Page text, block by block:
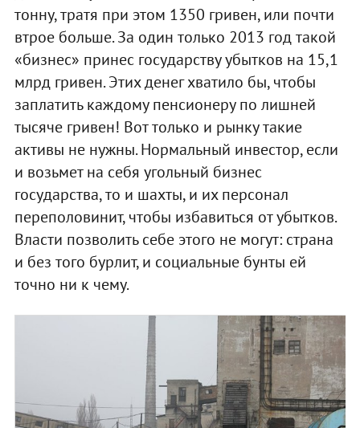
тонну, тратя при этом 1350 гривен, или почти
втрое больше. За один только 2013 год такой
«бизнес» принес государству убытков на 15,1
млрд гривен. Этих денег хватило бы, чтобы
заплатить каждому пенсионеру по лишней
тысяче гривен! Вот только и рынку такие
активы не нужны. Нормальный инвестор, если
и возьмет на себя угольный бизнес
государства, то и шахты, и их персонал
переполовинит, чтобы избавиться от убытков.
Власти позволить себе этого не могут: страна
и без того бурлит, и социальные бунты ей
точно ни к чему.